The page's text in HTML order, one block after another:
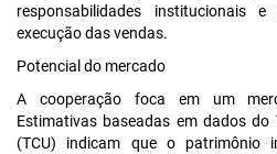
responsabilidades institucionais
execução das vendas.
Potencial do mercado
A cooperação foca em um
Estimativas baseadas em dados
(TCU) indicam que o patrimônio